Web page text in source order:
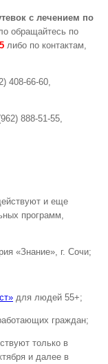
с лечением по
обращайтесь по
либо по контактам,
408-66-60,
888-51-55,
и еще
программ,
«Знание», г. Сочи;
для людей 55+;
граждан;
только в
и далее в